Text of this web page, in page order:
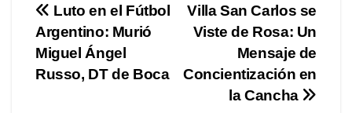
Navegación
de
entradas
Villa San Carlos se
Viste de Rosa: Un
Mensaje de
Concientización en
la Cancha
Luto en el Fútbol
Argentino: Murió
Miguel Ángel
Russo, DT de Boca